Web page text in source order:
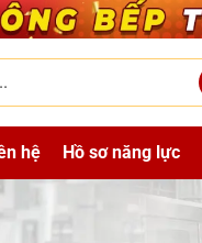
hệ Hồ sơ năng lực